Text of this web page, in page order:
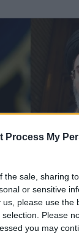
Process My
the sale, sharing
or sensitive
please use the
Please
you may
στις
και
όπλο –